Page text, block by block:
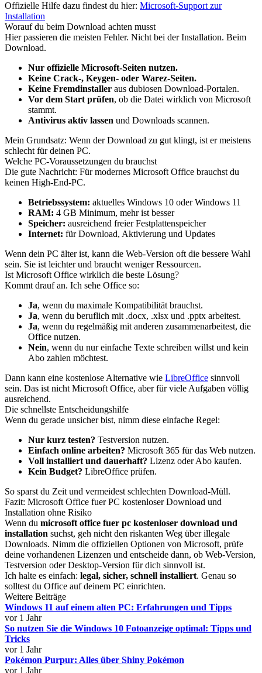
Offizielle Hilfe dazu findest du hier: Microsoft-Support zur
Installation
Worauf du beim Download achten musst
Hier passieren die meisten Fehler. Nicht bei der Installation. Beim
Download.
Nur offizielle Microsoft-Seiten nutzen.
Keine Crack-, Keygen- oder Warez-Seiten.
Keine Fremdinstaller aus dubiosen Download-Portalen.
Vor dem Start prüfen, ob die Datei wirklich von Microsoft
stammt.
Antivirus aktiv lassen und Downloads scannen.
Mein Grundsatz: Wenn der Download zu gut klingt, ist er meistens
schlecht für deinen PC.
Welche PC-Voraussetzungen du brauchst
Die gute Nachricht: Für modernes Microsoft Office brauchst du
keinen High-End-PC.
Betriebssystem: aktuelles Windows 10 oder Windows 11
RAM: 4 GB Minimum, mehr ist besser
Speicher: ausreichend freier Festplattenspeicher
Internet: für Download, Aktivierung und Updates
Wenn dein PC älter ist, kann die Web-Version oft die bessere Wahl
sein. Sie ist leichter und braucht weniger Ressourcen.
Ist Microsoft Office wirklich die beste Lösung?
Kommt drauf an. Ich sehe Office so:
Ja, wenn du maximale Kompatibilität brauchst.
Ja, wenn du beruflich mit .docx, .xlsx und .pptx arbeitest.
Ja, wenn du regelmäßig mit anderen zusammenarbeitest, die
Office nutzen.
Nein, wenn du nur einfache Texte schreiben willst und kein
Abo zahlen möchtest.
Dann kann eine kostenlose Alternative wie LibreOffice sinnvoll
sein. Das ist nicht Microsoft Office, aber für viele Aufgaben völlig
ausreichend.
Die schnellste Entscheidungshilfe
Wenn du gerade unsicher bist, nimm diese einfache Regel:
Nur kurz testen? Testversion nutzen.
Einfach online arbeiten? Microsoft 365 für das Web nutzen.
Voll installiert und dauerhaft? Lizenz oder Abo kaufen.
Kein Budget? LibreOffice prüfen.
So sparst du Zeit und vermeidest schlechten Download-Müll.
Fazit: Microsoft Office fuer PC kostenloser Download und
Installation ohne Risiko
Wenn du microsoft office fuer pc kostenloser download und
installation suchst, geh nicht den riskanten Weg über illegale
Downloads. Nimm die offiziellen Optionen von Microsoft, prüfe
deine vorhandenen Lizenzen und entscheide dann, ob Web-Version,
Testversion oder Desktop-Version für dich sinnvoll ist.
Ich halte es einfach: legal, sicher, schnell installiert. Genau so
solltest du Office auf deinem PC einrichten.
Weitere Beiträge
Windows 11 auf einem alten PC: Erfahrungen und Tipps
vor 1 Jahr
So nutzen Sie die Windows 10 Fotoanzeige optimal: Tipps und
Tricks
vor 1 Jahr
Pokémon Purpur: Alles über Shiny Pokémon
vor 1 Jahr